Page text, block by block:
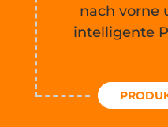
nach vorne
intelligente